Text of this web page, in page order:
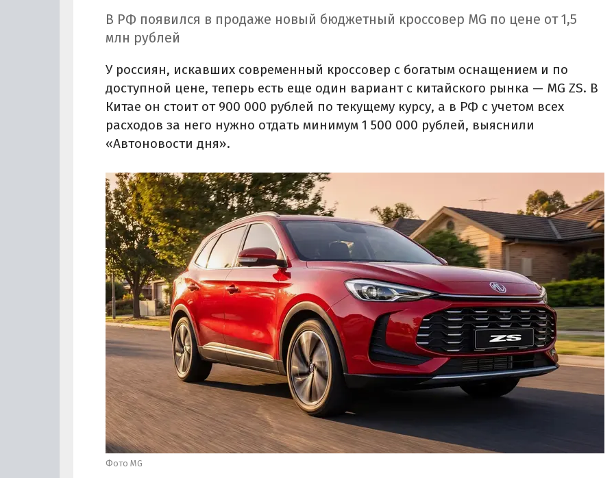
В РФ появился в продаже новый бюджетный кроссовер MG по цене от 1,5
млн рублей
У россиян, искавших современный кроссовер с богатым оснащением и по
доступной цене, теперь есть еще один вариант с китайского рынка — MG ZS. В
Китае он стоит от 900 000 рублей по текущему курсу, а в РФ с учетом всех
расходов за него нужно отдать минимум 1 500 000 рублей, выяснили
«Автоновости дня».
Фото MG